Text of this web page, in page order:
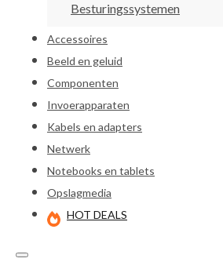
Besturingssystemen
Accessoires
Beeld en geluid
Componenten
Invoerapparaten
Kabels en adapters
Netwerk
Notebooks en tablets
Opslagmedia
HOT DEALS